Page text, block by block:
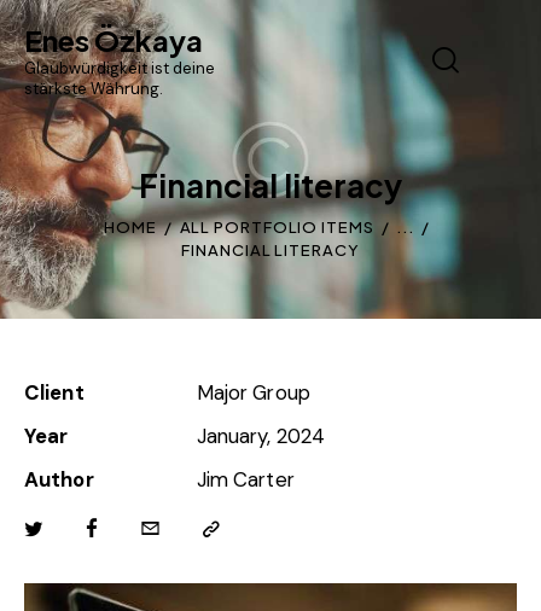
Enes Özkaya
Glaubwürdigkeit ist deine
stärkste Währung.
Financial literacy
HOME ALL PORTFOLIO ITEMS
...
FINANCIAL LITERACY
Client
Major Group
Year
January, 2024
Author
Jim Carter